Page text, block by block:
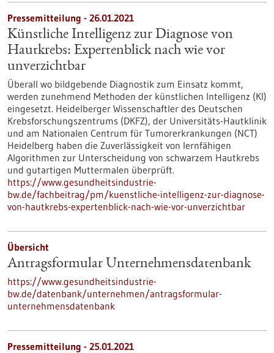
Pressemitteilung - 26.01.2021
Künstliche Intelligenz zur Diagnose von
Hautkrebs: Expertenblick nach wie vor
unverzichtbar
Überall wo bildgebende Diagnostik zum Einsatz kommt,
werden zunehmend Methoden der künstlichen Intelligenz (KI)
eingesetzt. Heidelberger Wissenschaftler des Deutschen
Krebsforschungszentrums (DKFZ), der Universitäts-Hautklinik
und am Nationalen Centrum für Tumorerkrankungen (NCT)
Heidelberg haben die Zuverlässigkeit von lernfähigen
Algorithmen zur Unterscheidung von schwarzem Hautkrebs
und gutartigen Muttermalen überprüft.
https://www.gesundheitsindustrie-
bw.de/fachbeitrag/pm/kuenstliche-intelligenz-zur-diagnose-
von-hautkrebs-expertenblick-nach-wie-vor-unverzichtbar
Übersicht
Antragsformular Unternehmensdatenbank
https://www.gesundheitsindustrie-
bw.de/datenbank/unternehmen/antragsformular-
unternehmensdatenbank
Pressemitteilung - 25.01.2021